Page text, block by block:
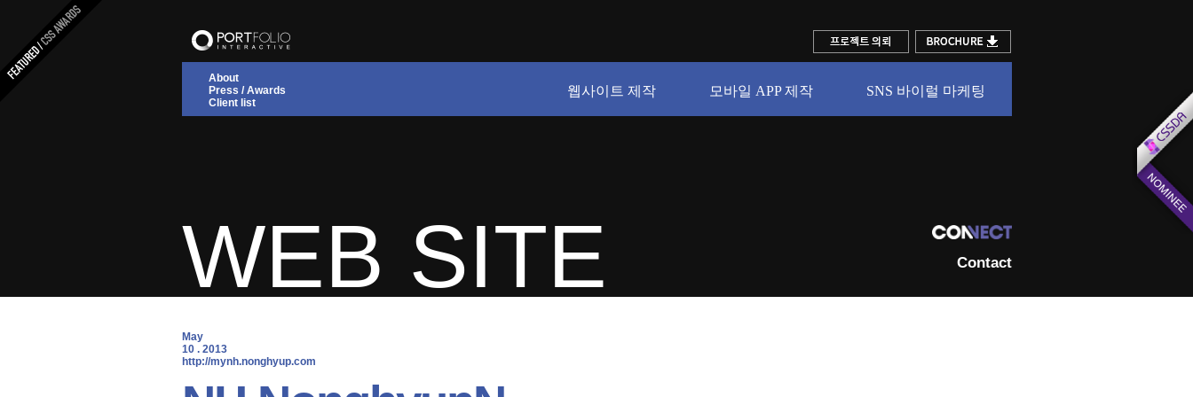
About
Press / Awards
Client list
웹사이트 제작 모바일 APP 제작 SNS 바이럴 마케팅
WEB SITE Contact
May
10 . 2013
http://mynh.nonghyup.com